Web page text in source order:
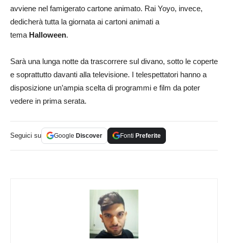
avviene nel famigerato cartone animato. Rai Yoyo, invece,
dedicherà tutta la giornata ai cartoni animati a
tema Halloween.
Sarà una lunga notte da trascorrere sul divano, sotto le coperte
e soprattutto davanti alla televisione. I telespettatori hanno a
disposizione un’ampia scelta di programmi e film da poter
vedere in prima serata.
Seguici su Google Discover Fonti Preferite